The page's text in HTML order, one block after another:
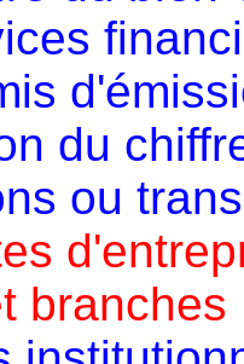
du
ou
branches